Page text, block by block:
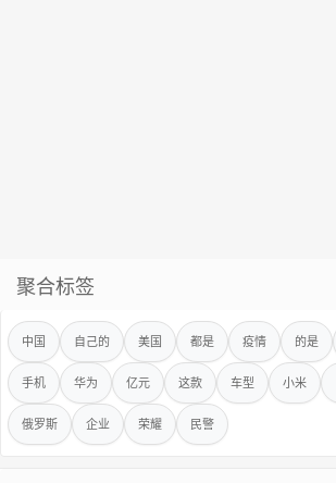
聚合标签
中国 自己的 美国 都是 疫情 的是
手机 华为 亿元 这款 车型 小米
俄罗斯 企业 荣耀 民警